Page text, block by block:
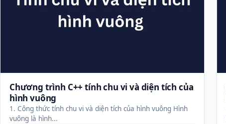
Chương trình C++ tính chu vi và diện tích của
hình vuông
1. Công thức tính chu vi và diện tích của hình vuông Hình
vuông là hình...